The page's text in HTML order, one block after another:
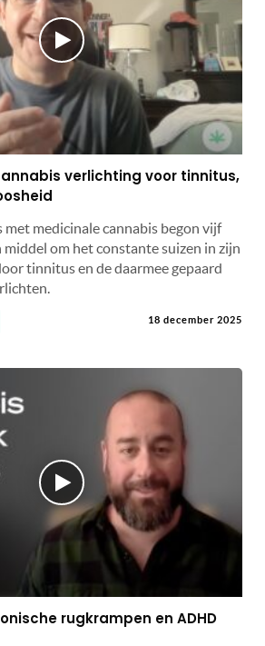
verlichting voor tinnitus,
medicinale cannabis begon vijf
middel om het constante suizen in zijn
tinnitus en de daarmee gepaard
18 december 2025
rugkrampen en ADHD